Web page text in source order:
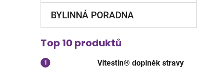
BYLINNÁ PORADNA
Top 10 produktů
Vitestin® doplněk stravy